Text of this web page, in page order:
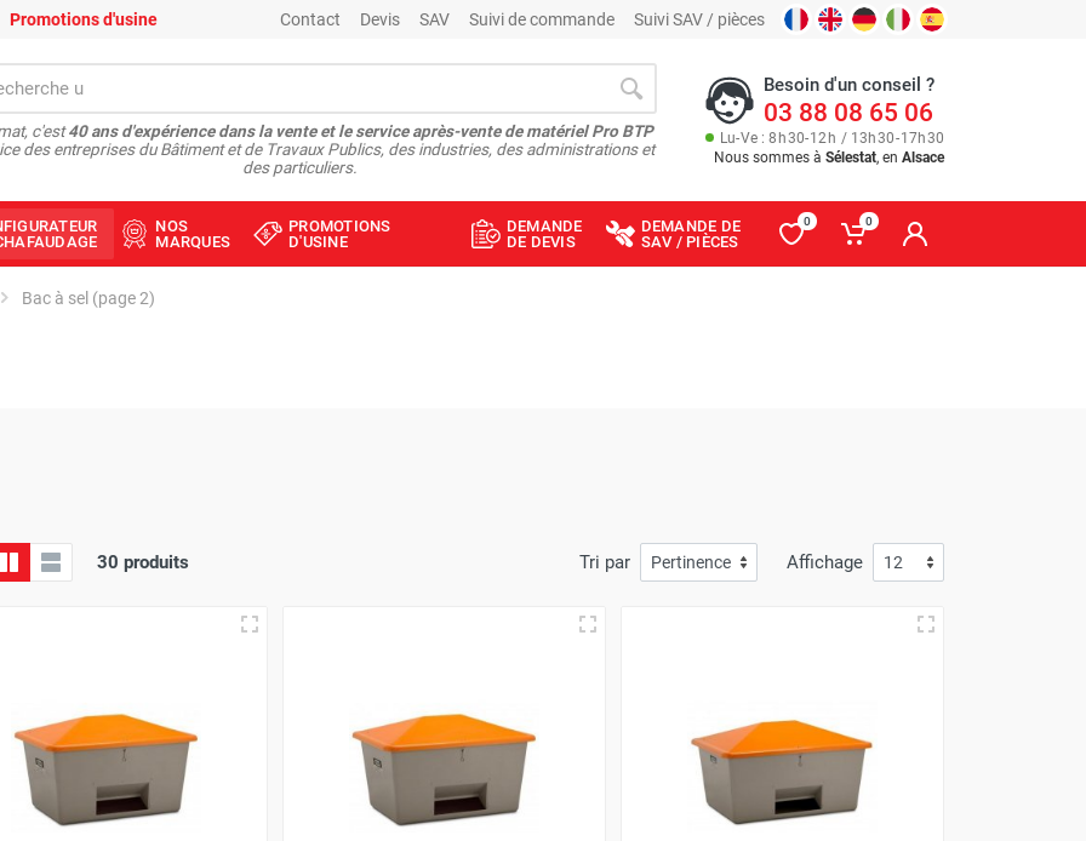
Promotions d'usine Contact Devis SAV Suivi de commande Suivi SAV / pièces
c'est40 ans d'expérience dans la vente et le service après-vente de matériel Pro BTP
des entreprises du Bâtiment et de Travaux Publics, des industries, des administrations et
des particuliers.
Besoin d'un conseil ?
03 88 08 65 06
Lu-Ve : 8h30-12h / 13h30-17h30
Nous sommes à Sélestat, en Alsace
NOS
MARQUES
PROMOTIONS
D'USINE
DEMANDE
DE DEVIS
DEMANDE DE
SAV / PIÈCES
0 0
Bac à sel (page 2)
30 produits Tri par Affichage